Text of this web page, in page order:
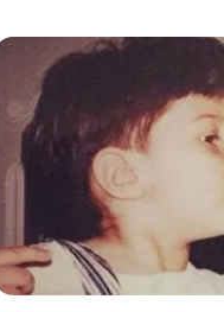
عکس| تغییر چهره
خبر مهم
عکس های خانوادگی
خانه اخبار